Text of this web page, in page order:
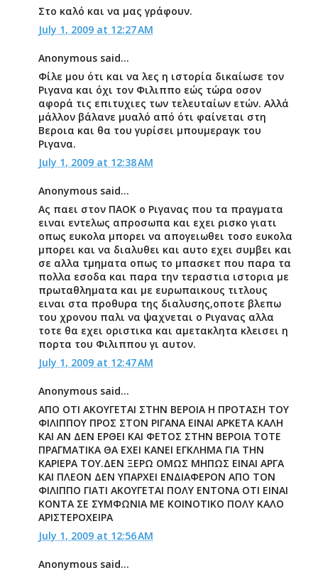
Στο καλό και να μας γράφουν.
July 1, 2009 at 12:27 AM
Anonymous said...
Φίλε μου ότι και να λες η ιστορία δικαίωσε τον
Ριγανα και όχι τον Φιλιππο εώς τώρα οσον
αφορά τις επιτυχιες των τελευταίων ετών. Αλλά
μάλλον βάλανε μυαλό από ότι φαίνεται στη
Βεροια και θα του γυρίσει μπουμεραγκ του
Ριγανα.
July 1, 2009 at 12:38 AM
Anonymous said...
Aς παει στον ΠΑΟΚ ο Ριγανας που τα πραγματα
ειναι εντελως απροσωπα και εχει ρισκο γιατι
οπως ευκολα μπορει να απογειωθει τοσο ευκολα
μπορει και να διαλυθει και αυτο εχει συμβει και
σε αλλα τμηματα οπως το μπασκετ που παρα τα
πολλα εσοδα και παρα την τεραστια ιστορια με
πρωταθληματα και με ευρωπαικους τιτλους
ειναι στα προθυρα της διαλυσης,οποτε βλεπω
του χρονου παλι να ψαχνεται ο Ριγανας αλλα
τοτε θα εχει οριστικα και αμετακλητα κλεισει η
πορτα του Φιλιππου γι αυτον.
July 1, 2009 at 12:47 AM
Anonymous said...
ΑΠΟ ΟΤΙ ΑΚΟΥΓΕΤΑΙ ΣΤΗΝ ΒΕΡΟΙΑ Η ΠΡΟΤΑΣΗ ΤΟΥ
ΦΙΛΙΠΠΟΥ ΠΡΟΣ ΣΤΟΝ ΡΙΓΑΝΑ ΕΙΝΑΙ ΑΡΚΕΤΑ ΚΑΛΗ
ΚΑΙ ΑΝ ΔΕΝ ΕΡΘΕΙ ΚΑΙ ΦΕΤΟΣ ΣΤΗΝ ΒΕΡΟΙΑ ΤΟΤΕ
ΠΡΑΓΜΑΤΙΚΑ ΘΑ ΕΧΕΙ ΚΑΝΕΙ ΕΓΚΛΗΜΑ ΓΙΑ ΤΗΝ
ΚΑΡΙΕΡΑ ΤΟΥ.ΔΕΝ ΞΕΡΩ ΟΜΩΣ ΜΗΠΩΣ ΕΙΝΑΙ ΑΡΓΑ
ΚΑΙ ΠΛΕΟΝ ΔΕΝ ΥΠΑΡΧΕΙ ΕΝΔΙΑΦΕΡΟΝ ΑΠΟ ΤΟΝ
ΦΙΛΙΠΠΟ ΓΙΑΤΙ ΑΚΟΥΓΕΤΑΙ ΠΟΛΥ ΕΝΤΟΝΑ ΟΤΙ ΕΙΝΑΙ
ΚΟΝΤΑ ΣΕ ΣΥΜΦΩΝΙΑ ΜΕ ΚΟΙΝΟΤΙΚΟ ΠΟΛΥ ΚΑΛΟ
ΑΡΙΣΤΕΡΟΧΕΙΡΑ
July 1, 2009 at 12:56 AM
Anonymous said...